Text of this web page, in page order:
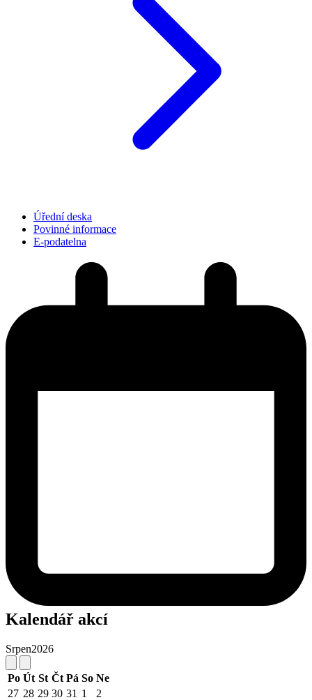
Úřední deska
Povinné informace
E-podatelna
Kalendář akcí
Srpen2026
Po Út St Čt Pá So Ne
27 28 29 30 31 1
2